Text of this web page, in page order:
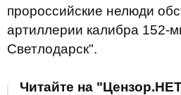
пророссийские нелюди
артиллерии калибра 152-
Светлодарск".
Читайте на